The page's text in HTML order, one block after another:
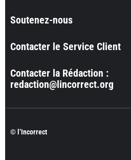
Soutenez-nous
Contacter le Service Client
Contacter la Rédaction :
redaction@lincorrect.org
© l’Incorrect